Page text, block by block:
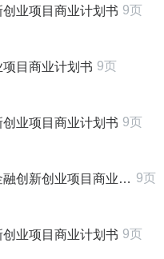
业项目商业计划书 9页
目商业计划书 9页
业项目商业计划书 9页
新创业项目商业计划书 9页
业项目商业计划书 9页